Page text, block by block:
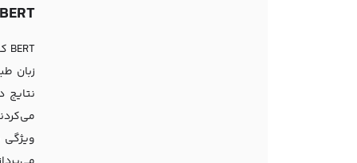
BERT چیست؟